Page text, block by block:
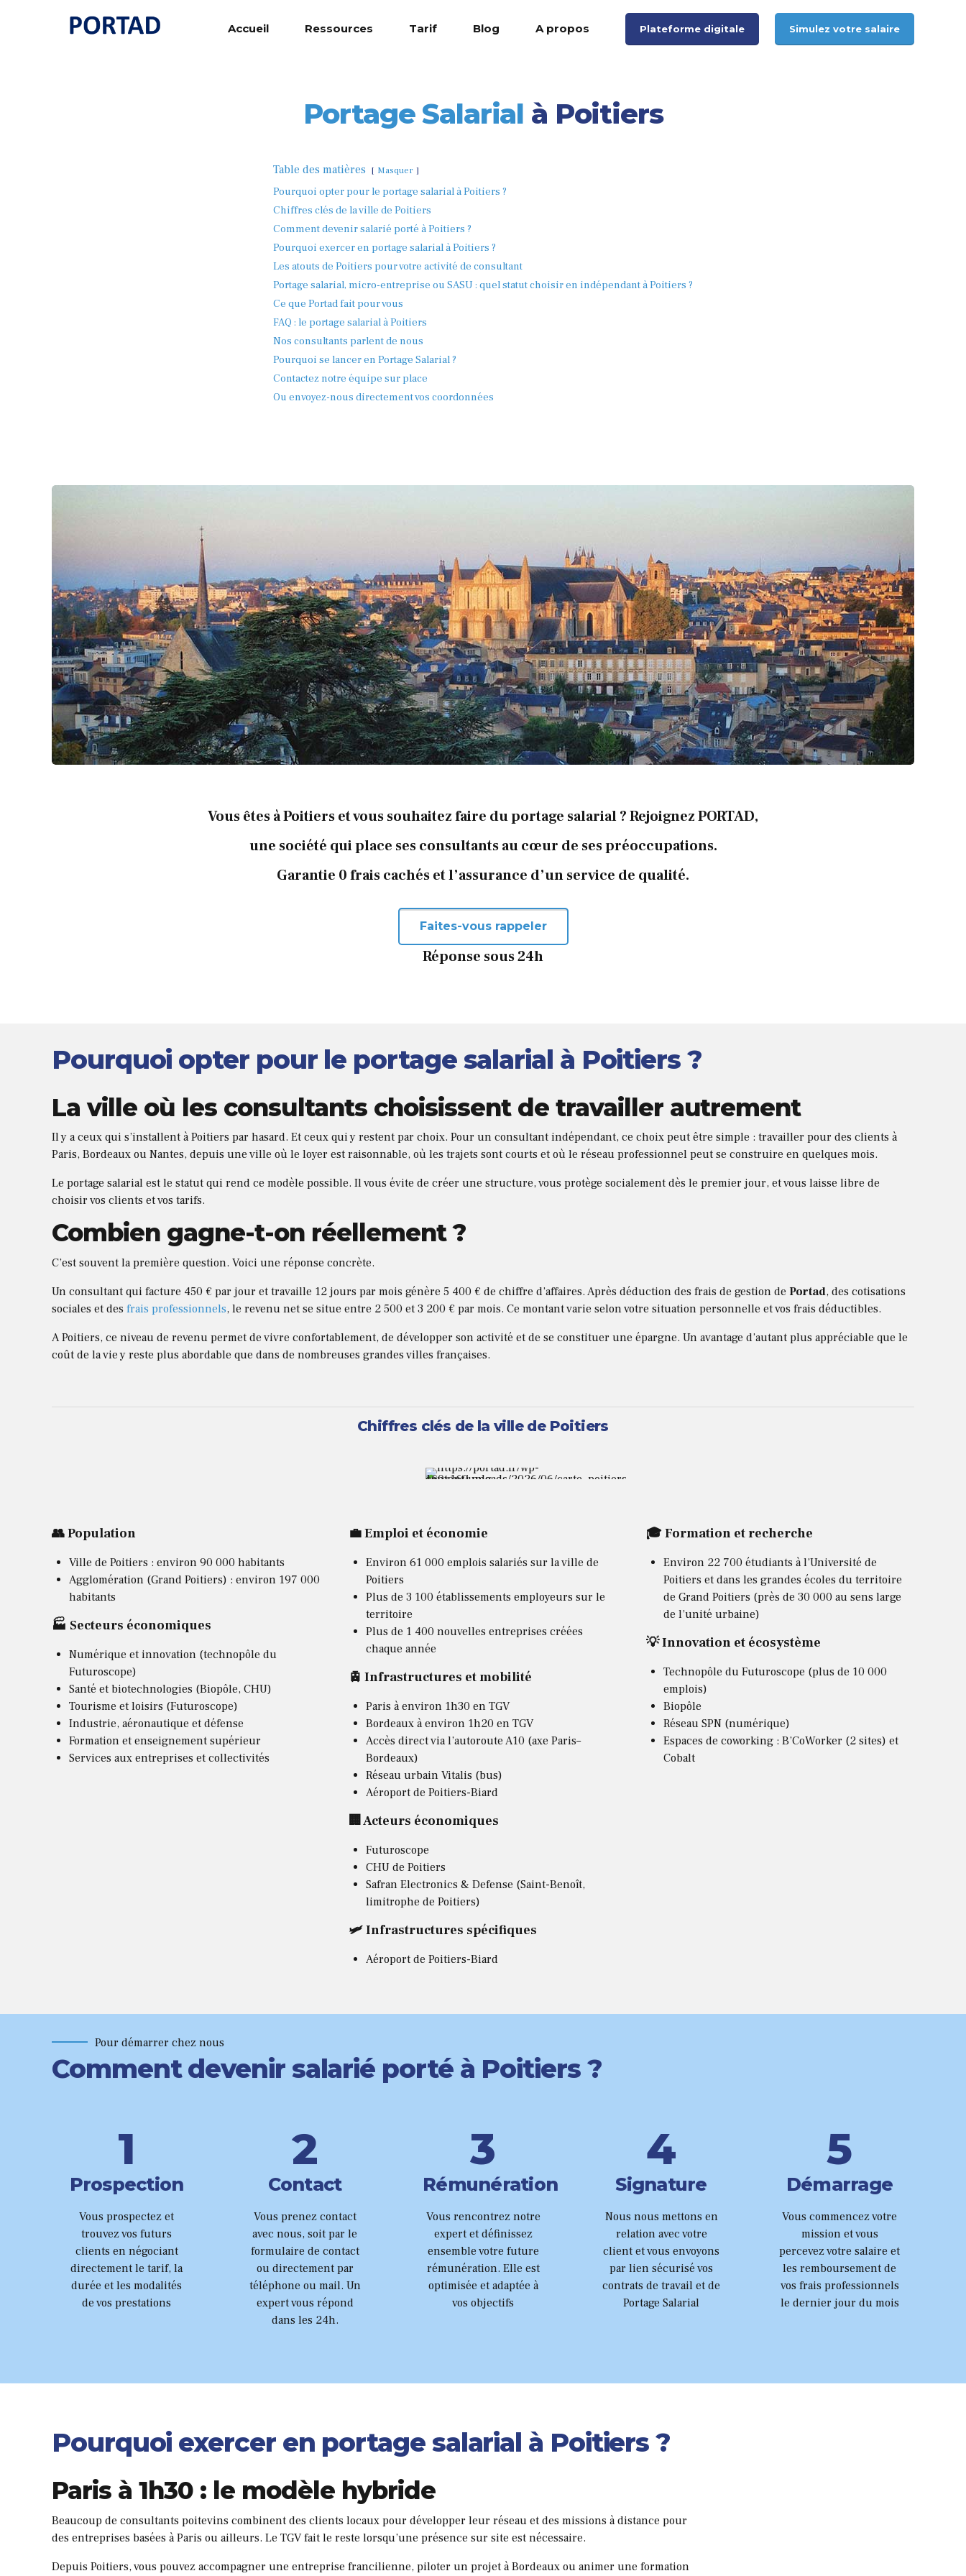
Plateforme digitale Simulez votre salaire
Accueil Ressources Tarif Blog A propos
Portage Salarial à Poitiers
Table des matières Masquer
Pourquoi opter pour le portage salarial à Poitiers ?
Chiffres clés de la ville de Poitiers
Comment devenir salarié porté à Poitiers ?
Pourquoi exercer en portage salarial à Poitiers ?
Les atouts de Poitiers pour votre activité de consultant
Portage salarial, micro-entreprise ou SASU : quel statut choisir en indépendant à Poitiers ?
Ce que Portad fait pour vous
FAQ : le portage salarial à Poitiers
Nos consultants parlent de nous
Pourquoi se lancer en Portage Salarial ?
Contactez notre équipe sur place
Ou envoyez-nous directement vos coordonnées
Vous êtes à Poitiers et vous souhaitez faire du portage salarial ? Rejoignez PORTAD,
une société qui place ses consultants au cœur de ses préoccupations.
Garantie 0 frais cachés et l’assurance d’un service de qualité.
Faites-vous rappeler
Réponse sous 24h
Pourquoi opter pour le portage salarial à Poitiers ?
La ville où les consultants choisissent de travailler autrement
Il y a ceux qui s’installent à Poitiers par hasard. Et ceux qui y restent par choix. Pour un consultant indépendant, ce choix peut être simple : travailler pour des clients à
Paris, Bordeaux ou Nantes, depuis une ville où le loyer est raisonnable, où les trajets sont courts et où le réseau professionnel peut se construire en quelques mois.
Le portage salarial est le statut qui rend ce modèle possible. Il vous évite de créer une structure, vous protège socialement dès le premier jour, et vous laisse libre de
choisir vos clients et vos tarifs.
Combien gagne-t-on réellement ?
C’est souvent la première question. Voici une réponse concrète.
Un consultant qui facture 450 € par jour et travaille 12 jours par mois génère 5 400 € de chiffre d’affaires. Après déduction des frais de gestion de Portad, des cotisations
sociales et des frais professionnels, le revenu net se situe entre 2 500 et 3 200 € par mois. Ce montant varie selon votre situation personnelle et vos frais déductibles.
A Poitiers, ce niveau de revenu permet de vivre confortablement, de développer son activité et de se constituer une épargne. Un avantage d’autant plus appréciable que le
coût de la vie y reste plus abordable que dans de nombreuses grandes villes françaises.
Chiffres clés de la ville de Poitiers
👥 Population
Ville de Poitiers : environ 90 000 habitants
Agglomération (Grand Poitiers) : environ 197 000
habitants
🏭 Secteurs économiques
Numérique et innovation (technopôle du
Futuroscope)
Santé et biotechnologies (Biopôle, CHU)
Tourisme et loisirs (Futuroscope)
Industrie, aéronautique et défense
Formation et enseignement supérieur
Services aux entreprises et collectivités
💼 Emploi et économie
Environ 61 000 emplois salariés sur la ville de
Poitiers
Plus de 3 100 établissements employeurs sur le
territoire
Plus de 1 400 nouvelles entreprises créées
chaque année
🚊 Infrastructures et mobilité
Paris à environ 1h30 en TGV
Bordeaux à environ 1h20 en TGV
Accès direct via l’autoroute A10 (axe Paris–
Bordeaux)
Réseau urbain Vitalis (bus)
Aéroport de Poitiers-Biard
🏢 Acteurs économiques
Futuroscope
CHU de Poitiers
Safran Electronics & Defense (Saint-Benoît,
limitrophe de Poitiers)
🛩️ Infrastructures spécifiques
Aéroport de Poitiers-Biard
🎓 Formation et recherche
Environ 22 700 étudiants à l’Université de
Poitiers et dans les grandes écoles du territoire
de Grand Poitiers (près de 30 000 au sens large
de l’unité urbaine)
💡 Innovation et écosystème
Technopôle du Futuroscope (plus de 10 000
emplois)
Biopôle
Réseau SPN (numérique)
Espaces de coworking : B’CoWorker (2 sites) et
Cobalt
Pour démarrer chez nous
Comment devenir salarié porté à Poitiers ?
1
2
3
4
5
8
9
0
Prospection
Vous prospectez et
trouvez vos futurs
clients en négociant
directement le tarif, la
durée et les modalités
de vos prestations
0
2
3
4
5
6
9
0
Contact
Vous prenez contact
avec nous, soit par le
formulaire de contact
ou directement par
téléphone ou mail. Un
expert vous répond
dans les 24h.
0
1
3
4
5
6
7
0
Rémunération
Vous rencontrez notre
expert et définissez
ensemble votre future
rémunération. Elle est
optimisée et adaptée à
vos objectifs
1
4
5
6
7
8
Signature
Nous nous mettons en
relation avec votre
client et vous envoyons
par lien sécurisé vos
contrats de travail et de
Portage Salarial
2
5
6
7
8
9
Démarrage
Vous commencez votre
mission et vous
percevez votre salaire et
les remboursement de
vos frais professionnels
le dernier jour du mois
Pourquoi exercer en portage salarial à Poitiers ?
Paris à 1h30 : le modèle hybride
Beaucoup de consultants poitevins combinent des clients locaux pour développer leur réseau et des missions à distance pour
des entreprises basées à Paris ou ailleurs. Le TGV fait le reste lorsqu’une présence sur site est nécessaire.
Depuis Poitiers, vous pouvez accompagner une entreprise francilienne, piloter un projet à Bordeaux ou animer une formation